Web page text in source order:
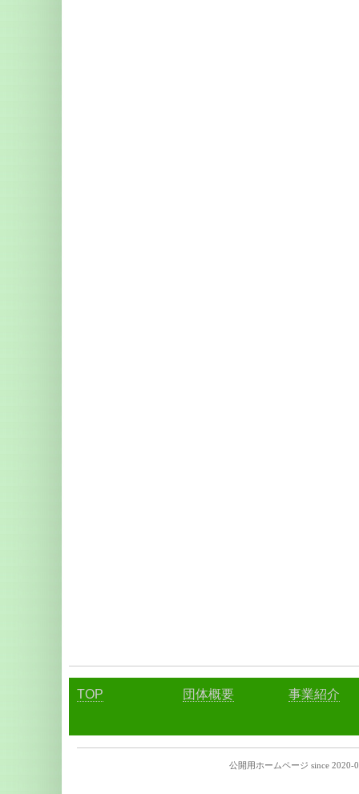
TOP 団体概要 事業紹介
公開用ホームページ since 2020-